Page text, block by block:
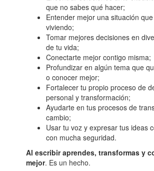
que no sabes qué hacer;
Entender mejor una situación
viviendo;
Tomar mejores decisiones en
de tu vida;
Conectarte mejor contigo misma;
Profundizar en algún tema que
o conocer mejor;
Fortalecer tu propio proceso de
personal y transformación;
Ayudarte en tus procesos de
cambio;
Usar tu voz y expresar tus ideas
con mucha seguridad.
Al escribir aprendes, transformas y
mejor. Es un hecho.